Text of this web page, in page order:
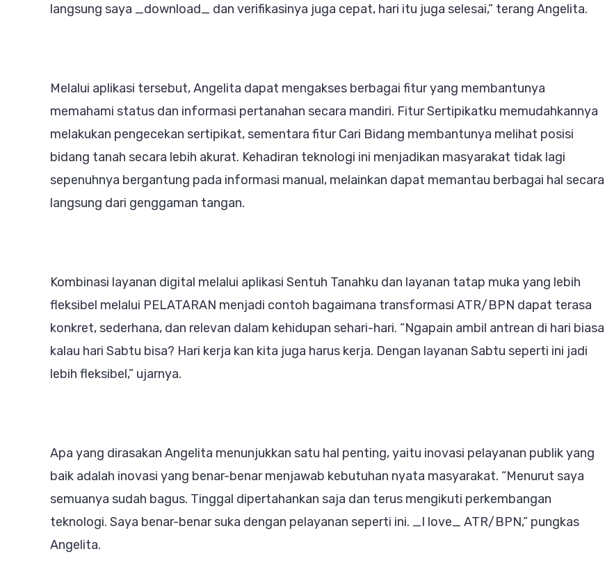
langsung saya _download_ dan verifikasinya juga cepat, hari itu juga selesai,” terang Angelita.
Melalui aplikasi tersebut, Angelita dapat mengakses berbagai fitur yang membantunya
memahami status dan informasi pertanahan secara mandiri. Fitur Sertipikatku memudahkannya
melakukan pengecekan sertipikat, sementara fitur Cari Bidang membantunya melihat posisi
bidang tanah secara lebih akurat. Kehadiran teknologi ini menjadikan masyarakat tidak lagi
sepenuhnya bergantung pada informasi manual, melainkan dapat memantau berbagai hal secara
langsung dari genggaman tangan.
Kombinasi layanan digital melalui aplikasi Sentuh Tanahku dan layanan tatap muka yang lebih
fleksibel melalui PELATARAN menjadi contoh bagaimana transformasi ATR/BPN dapat terasa
konkret, sederhana, dan relevan dalam kehidupan sehari-hari. “Ngapain ambil antrean di hari biasa
kalau hari Sabtu bisa? Hari kerja kan kita juga harus kerja. Dengan layanan Sabtu seperti ini jadi
lebih fleksibel,” ujarnya.
Apa yang dirasakan Angelita menunjukkan satu hal penting, yaitu inovasi pelayanan publik yang
baik adalah inovasi yang benar-benar menjawab kebutuhan nyata masyarakat. “Menurut saya
semuanya sudah bagus. Tinggal dipertahankan saja dan terus mengikuti perkembangan
teknologi. Saya benar-benar suka dengan pelayanan seperti ini. _I love_ ATR/BPN,” pungkas
Angelita.